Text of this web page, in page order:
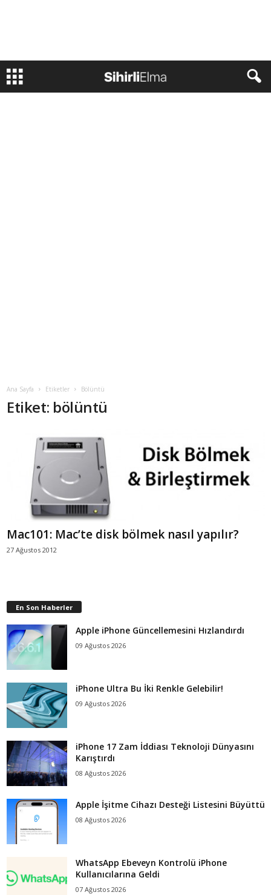
Ana Sayfa Etiketler Bölüntü
Etiket: bölüntü
Mac101: Mac’te disk bölmek nasıl yapılır?
27 Ağustos 2012
En Son Haberler
Apple iPhone Güncellemesini Hızlandırdı
09 Ağustos 2026
iPhone Ultra Bu İki Renkle Gelebilir!
09 Ağustos 2026
iPhone 17 Zam İddiası Teknoloji Dünyasını
Karıştırdı
08 Ağustos 2026
Apple İşitme Cihazı Desteği Listesini Büyüttü
08 Ağustos 2026
WhatsApp Ebeveyn Kontrolü iPhone
Kullanıcılarına Geldi
07 Ağustos 2026